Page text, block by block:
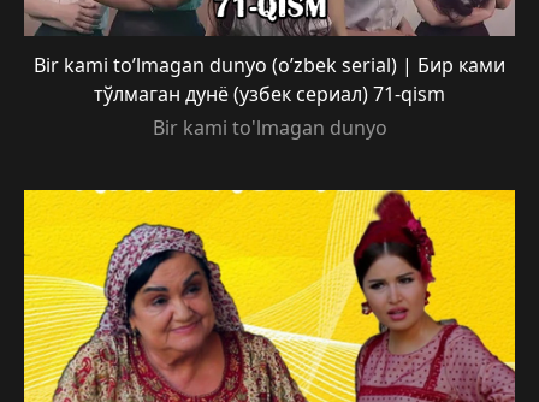
Bir kami to’lmagan dunyo (o’zbek serial) | Бир ками
тўлмаган дунё (узбек сериал) 71-qism
Bir kami to'lmagan dunyo